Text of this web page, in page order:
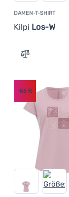
DAMEN-T-SHIRT
Kilpi Los-W
Zum
-56 %